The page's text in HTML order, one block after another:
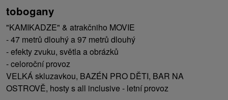
tobogany
"KAMIKADZE" & atrakčniho MOVIE
- 47 metrů dlouhý a 97 metrů dlouhý
- efekty zvuku, světla a obrázků
- celoroční provoz
VELKÁ skluzavkou, BAZÉN PRO DĚTI, BAR NA
OSTROVĚ, hosty s all inclusive - letní provoz